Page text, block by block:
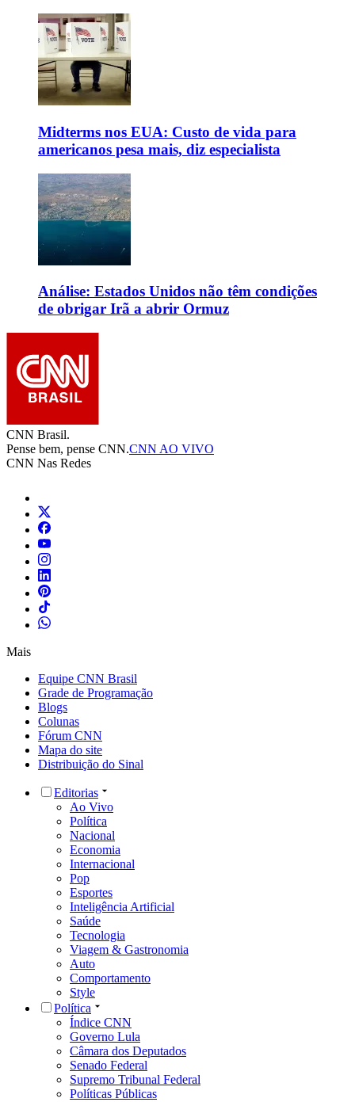
Midterms nos EUA: Custo de vida para
americanos pesa mais, diz especialista
Análise: Estados Unidos não têm condições
de obrigar Irã a abrir Ormuz
CNN Brasil.
Pense bem, pense CNN.CNN AO VIVO
CNN Nas Redes
Mais
Equipe CNN Brasil
Grade de Programação
Blogs
Colunas
Fórum CNN
Mapa do site
Distribuição do Sinal
Editorias
Ao Vivo
Política
Nacional
Economia
Internacional
Pop
Esportes
Inteligência Artificial
Saúde
Tecnologia
Viagem & Gastronomia
Auto
Comportamento
Style
Política
Índice CNN
Governo Lula
Câmara dos Deputados
Senado Federal
Supremo Tribunal Federal
Políticas Públicas